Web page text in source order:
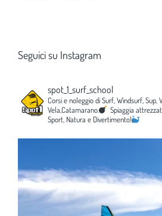
Seguici su Instagram
spot_1_surf_school
Corsi e noleggio di Surf, Windsurf, Sup,
Vela,Catamarano.
Spiaggia
Sport, Natura e Divertimento!